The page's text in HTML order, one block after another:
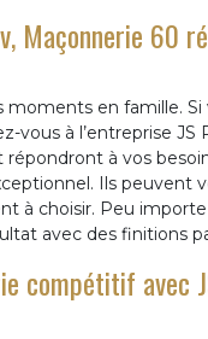
Maçonnerie 60
en famille. Si
vous à l’entreprise JS
à vos
Ils peuvent
à choisir. Peu
avec des finitions
compétitif avec